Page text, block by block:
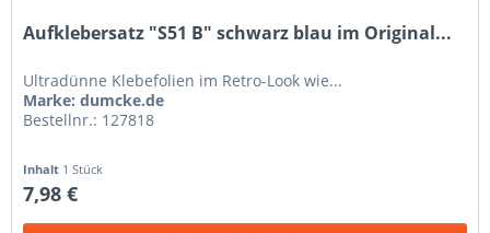
Aufklebersatz "S51 B" schwarz blau im Original...
Ultradünne Klebefolien im Retro-Look wie...
Marke: dumcke.de
Bestellnr.: 127818
Inhalt 1 Stück
7,98 €